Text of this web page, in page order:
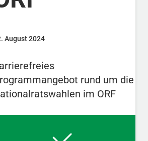
August 2024
rund um die
im ORF